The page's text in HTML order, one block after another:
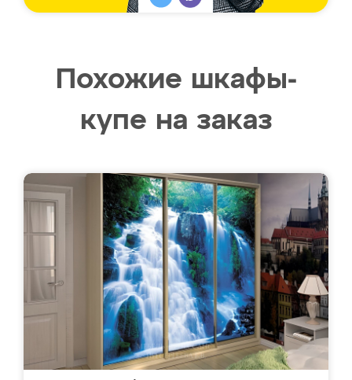
Похожие шкафы-
купе на заказ